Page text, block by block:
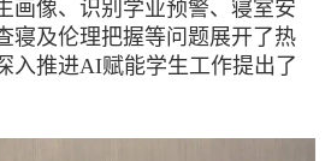
画像、识别学业预警、寝室安
寝及伦理把握等问题展开了热
入推进AI赋能学生工作提出了